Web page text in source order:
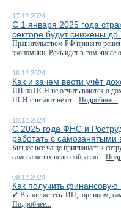
17.12.2024
С 1 января 2025 года
секторе будут снижены до
Правительством РФ принято
экономики. Речь идет в том числе
16.12.2024
Как и зачем вести учёт
ИП на ПСН не отчитываются о
ПСН считают не от... Подробнее...
10.12.2024
С 2025 года ФНС и
работать с
Бизнес все чаще приглашает к
самозанятых целесообразно...
09.12.2024
Как получить финансовую
✔ Вы являетесь: ИП, юрлицом,
Подробнее...